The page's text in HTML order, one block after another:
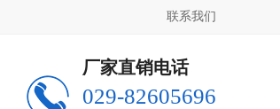
联系我们
厂家直销电话
029-82605696